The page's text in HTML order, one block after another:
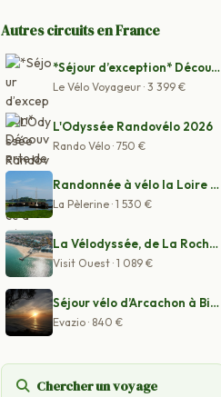
Autres circuits en France
*Séjour d’exception* Découverte de la Provence à vélo
Le Vélo Voyageur · 3 399 €
L'Odyssée Randovélo 2026
Rando Vélo · 750 €
Randonnée à vélo la Loire à vélo
La Pèlerine · 1 530 €
La Vélodyssée, de La Rochelle à Arcachon
Visit Ouest · 1 089 €
Séjour vélo d’Arcachon à Biarritz le long de la côte at
Evazio · 840 €
Chercher un voyage